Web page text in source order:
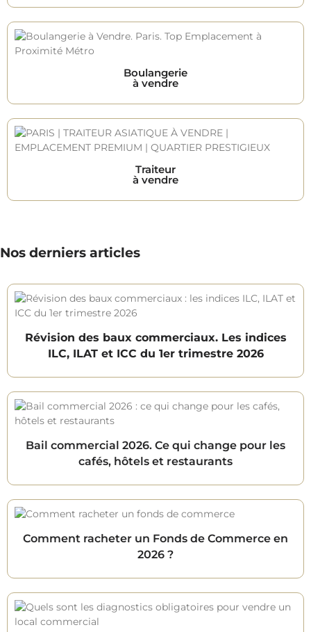
Boulangerie
à vendre
Traiteur
à vendre
Nos derniers articles
Révision des baux commerciaux. Les indices
ILC, ILAT et ICC du 1er trimestre 2026
Bail commercial 2026. Ce qui change pour les
cafés, hôtels et restaurants
Comment racheter un Fonds de Commerce en
2026 ?